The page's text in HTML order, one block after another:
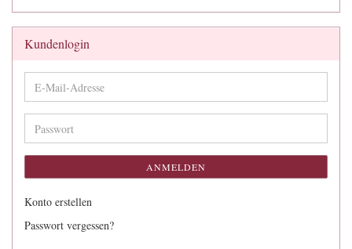
Kundenlogin
E-
Mail-
Adresse
Passwort
ANMELDEN
Konto erstellen
Passwort vergessen?